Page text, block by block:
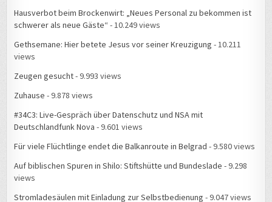
Hausverbot beim Brockenwirt: „Neues Personal zu bekommen ist
schwerer als neue Gäste“ - 10.249 views
Gethsemane: Hier betete Jesus vor seiner Kreuzigung - 10.211
views
Zeugen gesucht- 9.993 views
Zuhause - 9.878 views
#34C3: Live-Gespräch über Datenschutz und NSA mit
Deutschlandfunk Nova - 9.601 views
Für viele Flüchtlinge endet die Balkanroute in Belgrad - 9.580 views
Auf biblischen Spuren in Shilo: Stiftshütte und Bundeslade - 9.298
views
Stromladesäulen mit Einladung zur Selbstbedienung - 9.047 views